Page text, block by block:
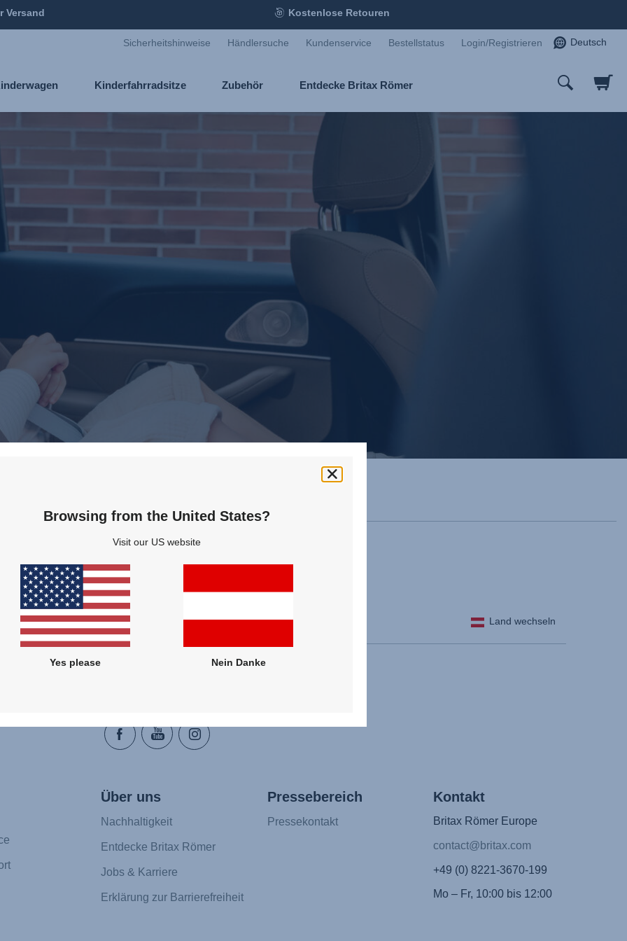
Versand Kostenlose Retouren
Sicherheitshinweise Händlersuche Kundenservice Bestellstatus Login/Registrieren Deutsch
Kinderfahrradsitze Zubehör Entdecke Britax Römer
Land wechseln
Über uns
Nachhaltigkeit
Entdecke Britax Römer
Jobs & Karriere
Erklärung zur Barrierefreiheit
Pressebereich
Pressekontakt
Kontakt
Britax Römer Europe
contact@britax.com
+49 (0) 8221-3670-199
Mo – Fr, 10:00 bis 12:00
Browsing from the United States?
Visit our US website
Yes please Nein Danke